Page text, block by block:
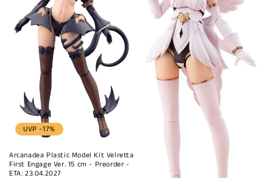
UVP -17%
Arcanadea Plastic Model Kit Velretta
First Engage Ver. 15 cm - Preorder -
ETA: 23.04.2027